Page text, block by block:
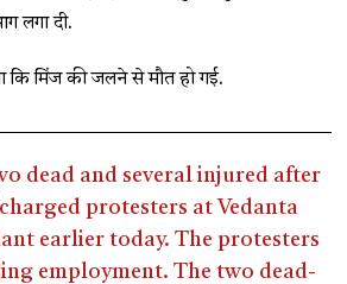
लगा दी.
कि मिंज की जलने से मौत हो गई.
dead and several injured after
protesters at Vedanta
earlier today. The protesters
employment. The two dead-